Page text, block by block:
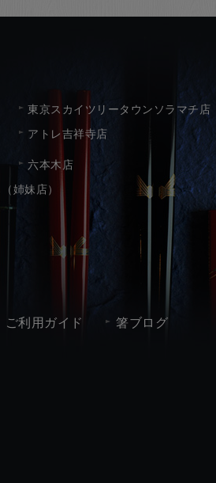
東京スカイツリータウンソラマチ店
アトレ吉祥寺店
六本木店
姉妹店）
ご利用ガイド 箸ブログ